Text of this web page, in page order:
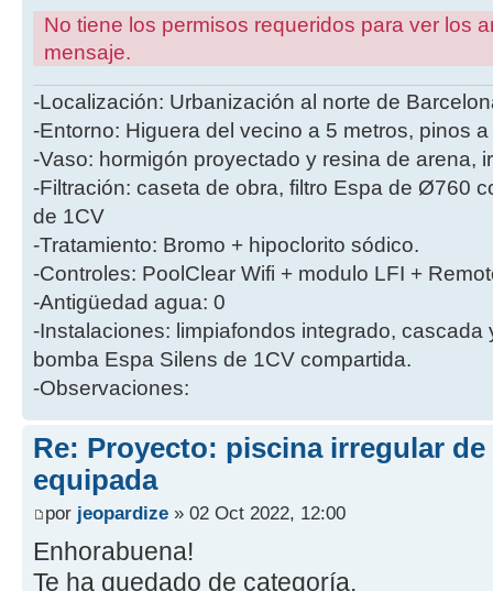
No tiene los permisos requeridos para ver los
mensaje.
-Localización: Urbanización al norte de
-Entorno: Higuera del vecino a 5 metros, pinos
-Vaso: hormigón proyectado y resina de arena,
-Filtración: caseta de obra, filtro Espa de Ø760
de 1CV
-Tratamiento: Bromo + hipoclorito sódico.
-Controles: PoolClear Wifi + modulo LFI +
-Antigüedad agua: 0
-Instalaciones: limpiafondos integrado,
bomba Espa Silens de 1CV compartida.
-Observaciones:
Re: Proyecto: piscina irregular
equipada
por jeopardize » 02 Oct 2022, 12:00
Enhorabuena!
Te ha quedado de categoría.